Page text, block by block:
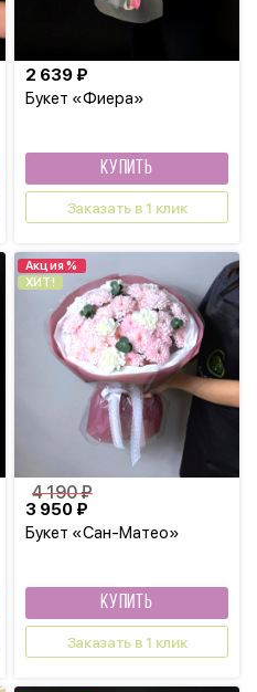
Букет «Фиера»
2 639 ₽
КУПИТЬ
Заказать в 1 клик
Акция %
ХИТ!
Букет «Сан-Матео»
3 950 ₽
4 190 ₽
КУПИТЬ
Заказать в 1 клик